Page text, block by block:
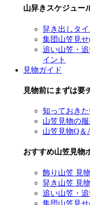
山舁きスケジュー
舁き出しタ
集団山笠見せ
追い山笠・
イント
見物ガイド
見物前にまずは要
知っておき
山笠見物の
山笠見物Q＆
おすすめ山笠見物
飾り山笠 見
舁き山笠 見
追い山笠・
集団山笠見